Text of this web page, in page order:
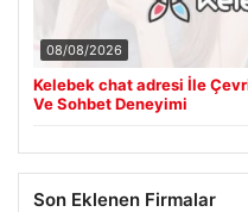
08/08/2026
Kelebek chat adresi İle
Ve Sohbet Deneyimi
Son Eklenen Firmalar